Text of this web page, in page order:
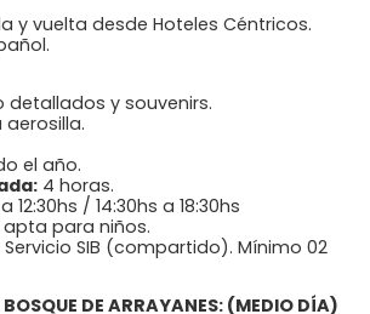
y vuelta desde Hoteles Céntricos.
detallados y souvenirs.
aerosilla.
el año.
4 horas.
12:30hs / 14:30hs a 18:30hs
para niños.
Servicio SIB (compartido). Mínimo 02
DE ARRAYANES: (MEDIO DÍA)